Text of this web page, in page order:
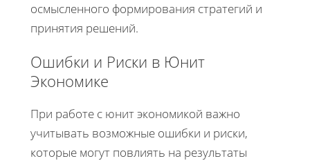
осмысленного формирования стратегий и
принятия решений.
Ошибки и Риски в Юнит
Экономике
При работе с юнит экономикой важно
учитывать возможные ошибки и риски,
которые могут повлиять на результаты